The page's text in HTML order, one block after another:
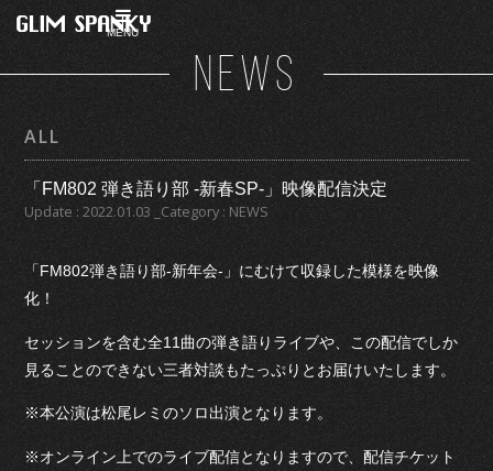
MENU
NEWS
ALL
「FM802 弾き語り部 -新春SP-」映像配信決定
Update : 2022.01.03 _Category : NEWS
「FM802弾き語り部-新年会-」にむけて収録した模様を映像
化！
セッションを含む全11曲の弾き語りライブや、この配信でしか
見ることのできない三者対談もたっぷりとお届けいたします。
※本公演は松尾レミのソロ出演となります。
※オンライン上でのライブ配信となりますので、配信チケット